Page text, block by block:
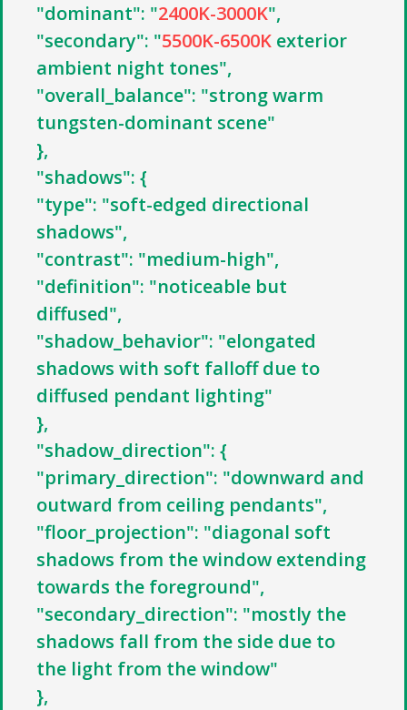
"dominant": "2400K-3000K",
"secondary": "5500K-6500K exterior
ambient night tones",
"overall_balance": "strong warm
tungsten-dominant scene"
},
"shadows": {
"type": "soft-edged directional
shadows",
"contrast": "medium-high",
"definition": "noticeable but
diffused",
"shadow_behavior": "elongated
shadows with soft falloff due to
diffused pendant lighting"
},
"shadow_direction": {
"primary_direction": "downward and
outward from ceiling pendants",
"floor_projection": "diagonal soft
shadows from the window extending
towards the foreground",
"secondary_direction": "mostly the
shadows fall from the side due to
the light from the window"
},